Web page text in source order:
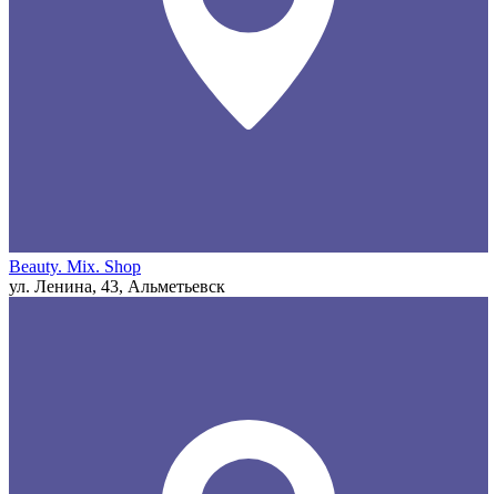
Beauty. Mix. Shop
ул. Ленина, 43, Альметьевск